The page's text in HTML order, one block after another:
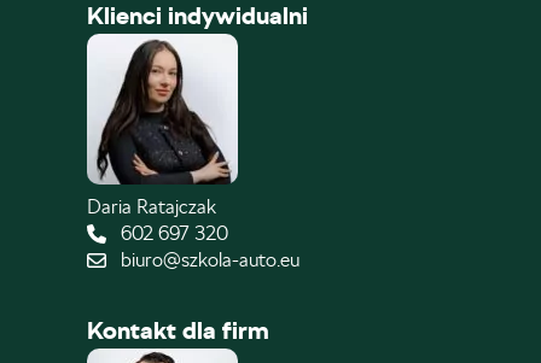
Klienci indywidualni
Daria Ratajczak
602 697 320
biuro@szkola-auto.eu
Kontakt dla firm